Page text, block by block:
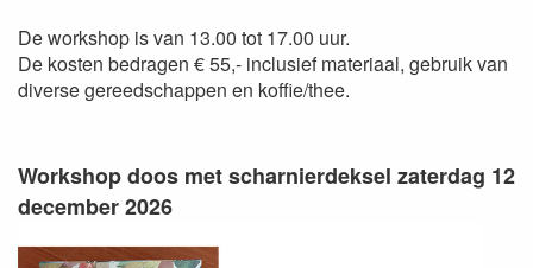
De workshop is van 13.00 tot 17.00 uur.
De kosten bedragen € 55,- inclusief materiaal, gebruik van
diverse gereedschappen en koffie/thee.
Workshop doos met scharnierdeksel zaterdag 12
december 2026